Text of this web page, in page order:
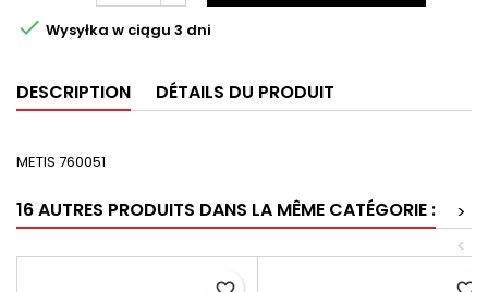
 Wysyłka w ciągu 3 dni
DESCRIPTION DÉTAILS DU PRODUIT
METIS 760051
16 AUTRES PRODUITS DANS LA MÊME CATÉGORIE :
>
<